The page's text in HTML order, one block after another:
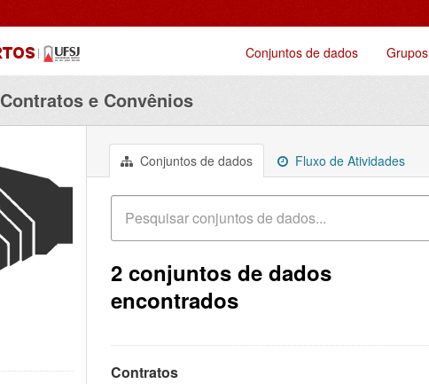
Conjuntos de dados Grupos
Contratos e Convênios
Conjuntos de dados Fluxo de Atividades
2 conjuntos de dados
encontrados
Contratos